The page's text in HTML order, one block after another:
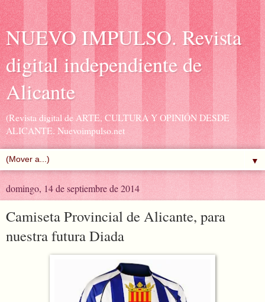
NUEVO IMPULSO. Revista
digital independiente de
Alicante
(Revista digital de ARTE, CULTURA Y OPINIÓN DESDE
ALICANTE. Nuevoimpulso.net
▼
domingo, 14 de septiembre de 2014
Camiseta Provincial de Alicante, para
nuestra futura Diada